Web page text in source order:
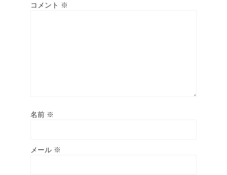
コメント ※
名前 ※
メール ※